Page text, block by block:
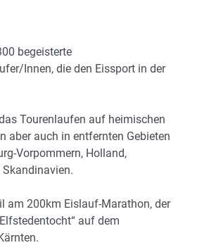
begeisterte
Innen, die den Eissport in der
Tourenlaufen auf heimischen
aber auch in entfernten Gebieten
Vorpommern, Holland,
Skandinavien.
am 200km Eislauf-Marathon, der
auf dem